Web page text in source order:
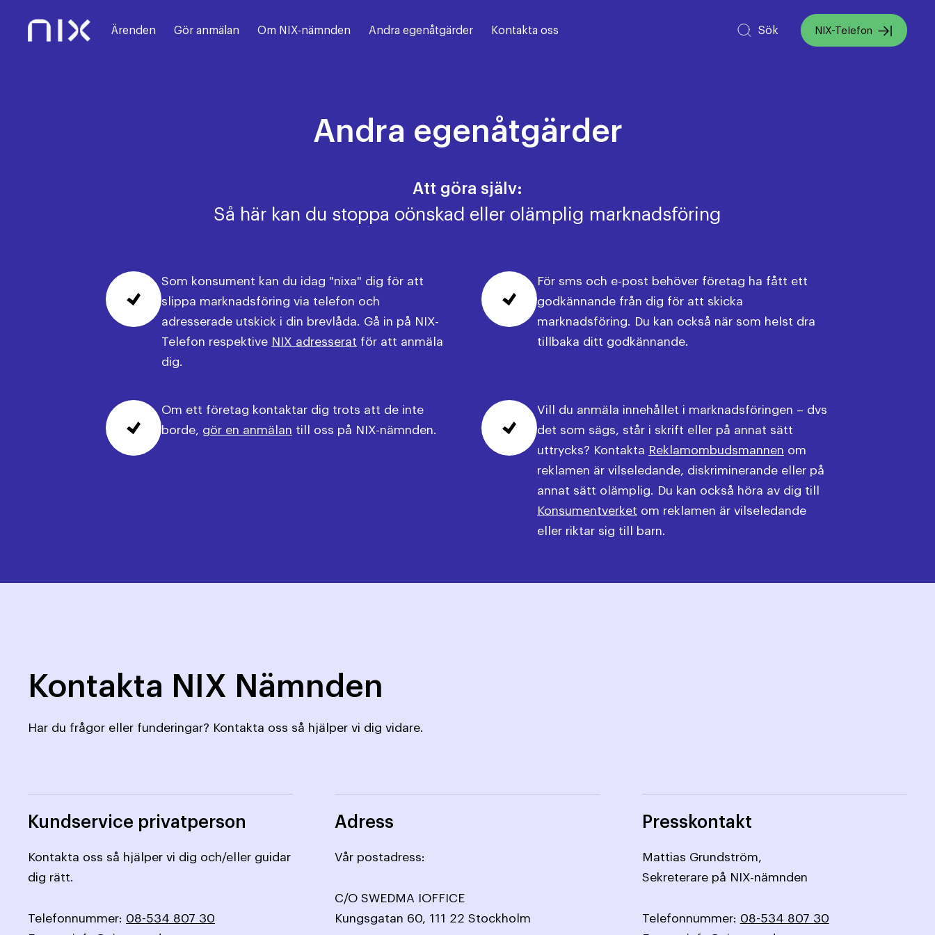
Ärenden Gör anmälan Om NIX-nämnden Andra egenåtgärder Kontakta oss Sök NIX-Telefon
Andra egenåtgärder
Att göra själv:
Så här kan du stoppa oönskad eller olämplig marknadsföring
Som konsument kan du idag "nixa" dig för att
slippa marknadsföring via telefon och
adresserade utskick i din brevlåda. Gå in på NIX-
Telefon respektive NIX adresserat för att anmäla
dig.
För sms och e-post behöver företag ha fått ett
godkännande från dig för att skicka
marknadsföring. Du kan också när som helst dra
tillbaka ditt godkännande.
Om ett företag kontaktar dig trots att de inte
borde, gör en anmälan till oss på NIX-nämnden.
Vill du anmäla innehållet i marknadsföringen – dvs
det som sägs, står i skrift eller på annat sätt
uttrycks? Kontakta Reklamombudsmannen om
reklamen är vilseledande, diskriminerande eller på
annat sätt olämplig. Du kan också höra av dig till
Konsumentverket om reklamen är vilseledande
eller riktar sig till barn.
Kontakta NIX Nämnden
Har du frågor eller funderingar? Kontakta oss så hjälper vi dig vidare.
Kundservice privatperson
Kontakta oss så hjälper vi dig och/eller guidar
dig rätt.
Telefonnummer: 08-534 807 30
Adress
Vår postadress:
C/O SWEDMA IOFFICE
Kungsgatan 60, 111 22 Stockholm
Presskontakt
Mattias Grundström,
Sekreterare på NIX-nämnden
Telefonnummer: 08-534 807 30